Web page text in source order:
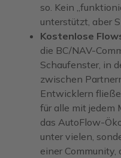
so. Kein
unterstützt, aber
Kostenlose
die BC/NAV-
Schaufenster, in
zwischen
Entwicklern
für alle mit jedem
das AutoFlow-
unter vielen,
einer Community,